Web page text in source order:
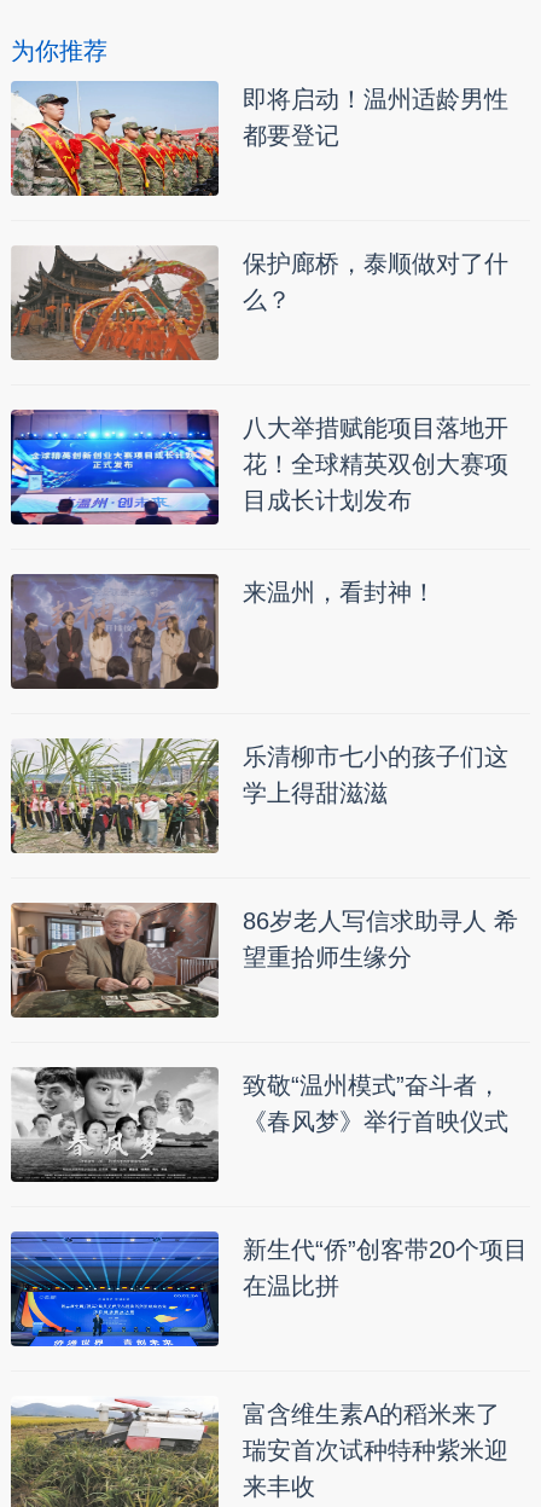
为你推荐
即将启动！温州适龄男性
都要登记
保护廊桥，泰顺做对了什
么？
八大举措赋能项目落地开
花！全球精英双创大赛项
目成长计划发布
来温州，看封神！
乐清柳市七小的孩子们这
学上得甜滋滋
86岁老人写信求助寻人 希
望重拾师生缘分
致敬“温州模式”奋斗者，
《春风梦》举行首映仪式
新生代“侨”创客带20个项目
在温比拼
富含维生素A的稻米来了
瑞安首次试种特种紫米迎
来丰收